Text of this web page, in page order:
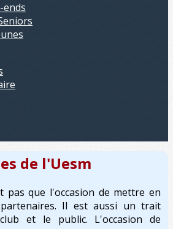
ends
de l'Uesm
pas que l'occasion de mettre en
Il est aussi un trait
et le public. L'occasion de